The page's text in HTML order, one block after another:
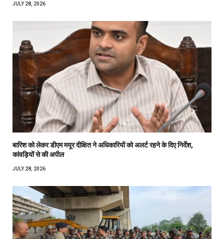
JULY 28, 2026
बारिश को लेकर डीएम मयूर दीक्षित ने अधिकारियों को अलर्ट रहने के दिए निर्देश,
कांवड़ियों से की अपील
JULY 28, 2026